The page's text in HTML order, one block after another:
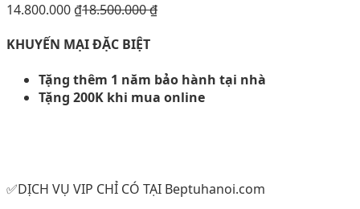
14.800.000 ₫18.500.000₫
KHUYẾN MẠI ĐẶC BIỆT
Tặng thêm 1 năm bảo hành tại nhà
Tặng 200K khi mua online
✅DỊCH VỤ VIP CHỈ CÓ TẠI Beptuhanoi.com